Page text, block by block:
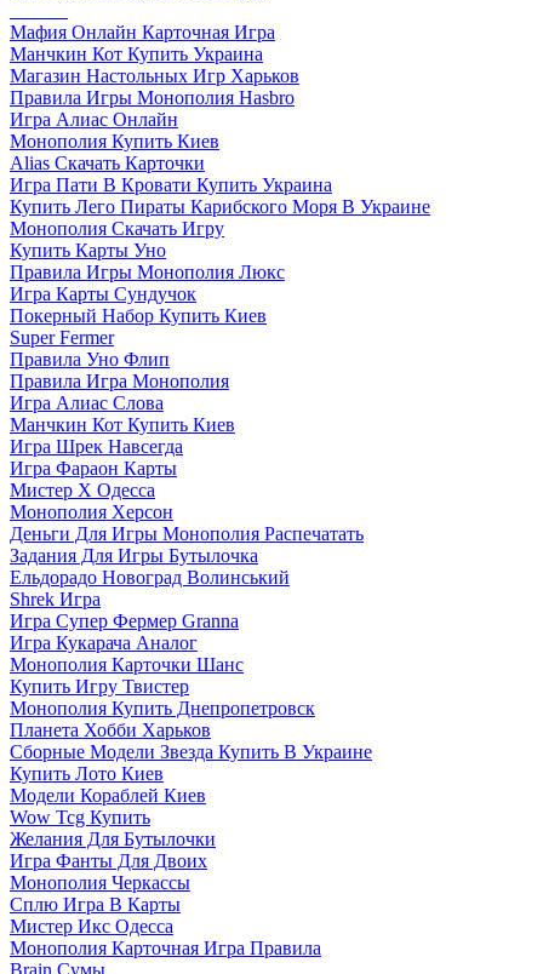
Мафия Онлайн Карточная Игра
Манчкин Кот Купить Украина
Магазин Настольных Игр Харьков
Правила Игры Монополия Hasbro
Игра Алиас Онлайн
Монополия Купить Киев
Alias Скачать Карточки
Игра Пати В Кровати Купить Украина
Купить Лего Пираты Карибского Моря В Украине
Монополия Скачать Игру
Купить Карты Уно
Правила Игры Монополия Люкс
Игра Карты Сундучок
Покерный Набор Купить Киев
Super Fermer
Правила Уно Флип
Правила Игра Монополия
Игра Алиас Слова
Манчкин Кот Купить Киев
Игра Шрек Навсегда
Игра Фараон Карты
Мистер Х Одесса
Монополия Херсон
Деньги Для Игры Монополия Распечатать
Задания Для Игры Бутылочка
Ельдорадо Новоград Волинський
Shrek Игра
Игра Супер Фермер Granna
Игра Кукарача Аналог
Монополия Карточки Шанс
Купить Игру Твистер
Монополия Купить Днепропетровск
Планета Хобби Харьков
Сборные Модели Звезда Купить В Украине
Купить Лото Киев
Модели Кораблей Киев
Wow Tcg Купить
Желания Для Бутылочки
Игра Фанты Для Двоих
Монополия Черкассы
Сплю Игра В Карты
Мистер Икс Одесса
Монополия Карточная Игра Правила
Brain Сумы